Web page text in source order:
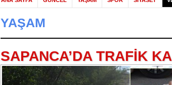
YAŞAM
SAPANCA’DA TRAFİK